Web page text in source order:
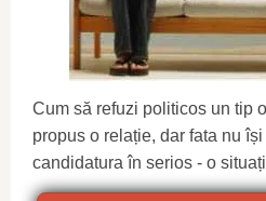
Cum să refuzi politicos un tip
propus o relație, dar fata nu
candidatura în serios - o